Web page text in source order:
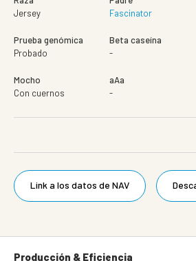
Jersey
Fascinator
Prueba genómica
Probado
Beta caseína
-
Mocho
Con cuernos
aAa
-
Link a los datos de NAV
Producción & Eficiencia